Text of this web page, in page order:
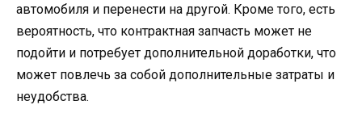
автомобиля и перенести на другой. Кроме того, есть
вероятность, что контрактная запчасть может не
подойти и потребует дополнительной доработки, что
может повлечь за собой дополнительные затраты и
неудобства.